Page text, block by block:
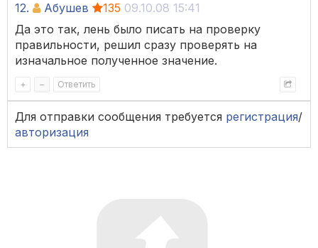
12. Абушев 135 09.10.08 15:41
Да это так, лень было писать на проверку
правильности, решил сразу проверять на
изначальное полученное значение.
+ – Ответить
Для отправки сообщения требуется регистрация/
авторизация